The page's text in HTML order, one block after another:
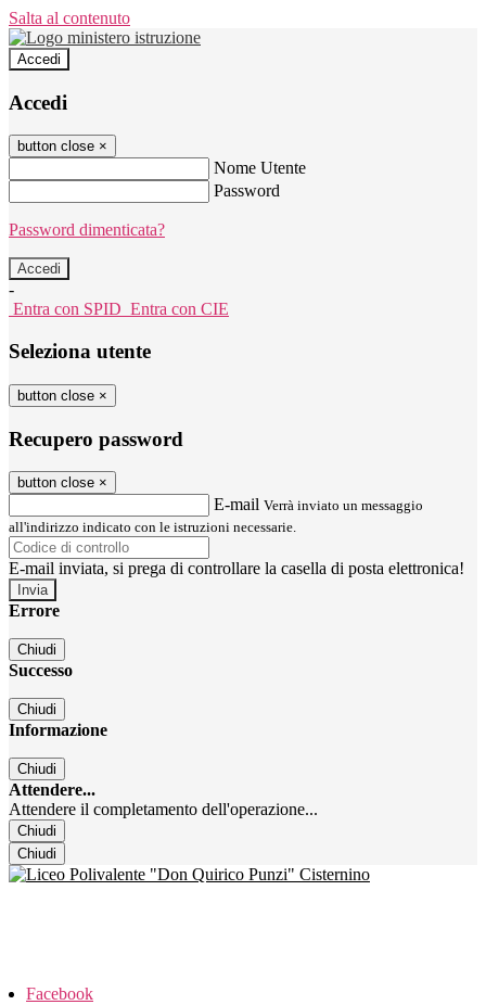
Salta al contenuto
Accedi
Accedi
button close ×
Nome Utente
Password
Password dimenticata?
-
Entra con SPID Entra con CIE
Seleziona utente
button close ×
Recupero password
button close ×
E-mail Verrà inviato un messaggio
all'indirizzo indicato con le istruzioni necessarie.
E-mail inviata, si prega di controllare la casella di posta elettronica!
Errore
Chiudi
Successo
Chiudi
Informazione
Chiudi
Attendere...
Attendere il completamento dell'operazione...
Chiudi
Chiudi
Facebook